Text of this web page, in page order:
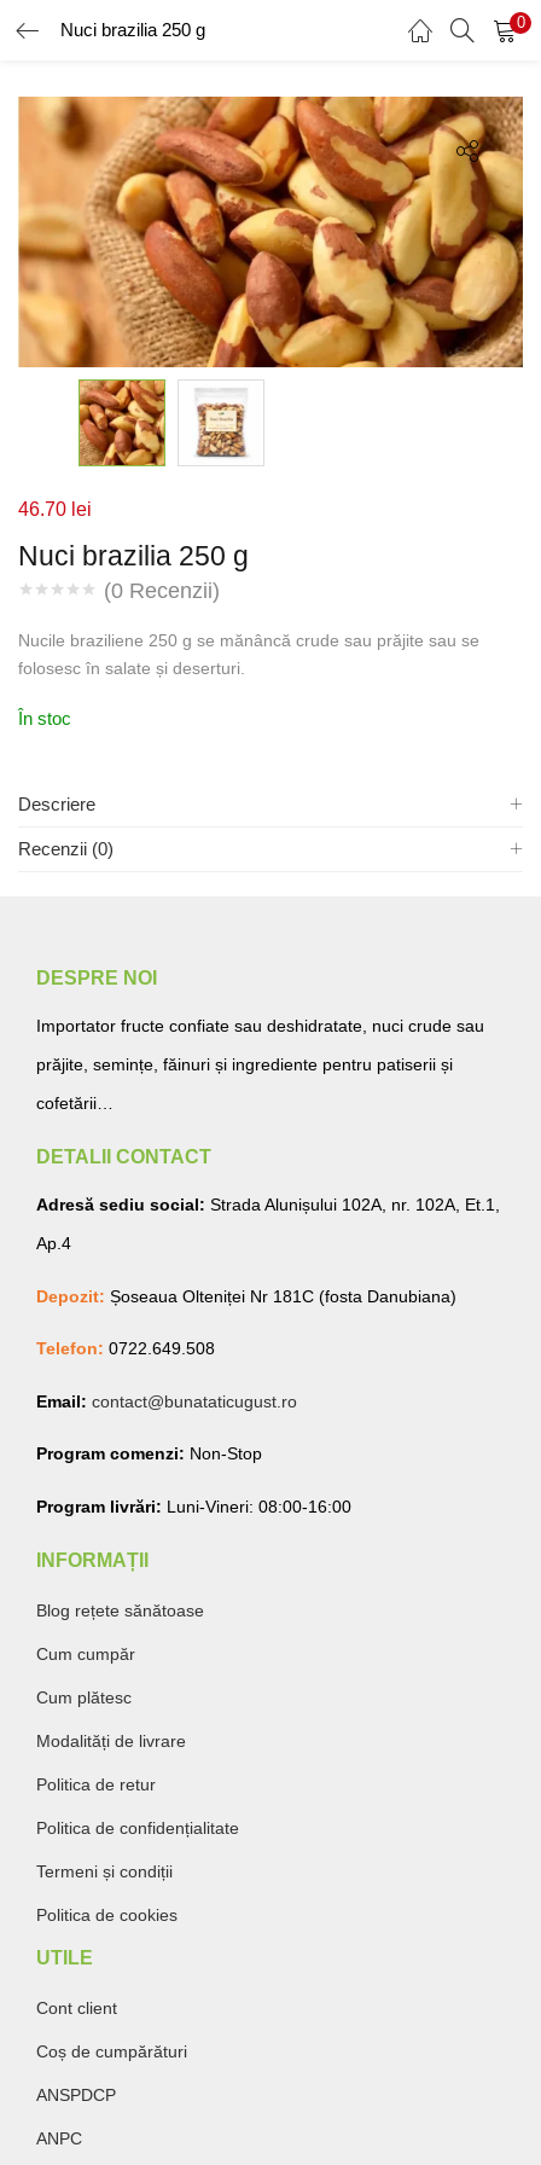
Nuci brazilia 250 g 0
AUTENTIFICARE ÎNREGISTRARE
Introduceți numele de utilizator și parola pentru a vă autentifica.
Amintește-ți de mine
Ai uitat parola?
Nuci brazilia 250 g
(0 Recenzii)
46.70 lei
Nucile braziliene 250 g se mănâncă crude sau prăjite sau se
folosesc în salate și deserturi.
În stoc
Descriere
Recenzii (0)
DESPRE NOI
Importator fructe confiate sau deshidratate, nuci crude sau
prăjite, semințe, făinuri și ingrediente pentru patiserii și
cofetării…
DETALII CONTACT
Adresă sediu social: Strada Alunișului 102A, nr. 102A, Et.1,
Ap.4
Depozit: Șoseaua Olteniței Nr 181C (fosta Danubiana)
Telefon: 0722.649.508
Email: contact@bunataticugust.ro
Program comenzi: Non-Stop
Program livrări: Luni-Vineri: 08:00-16:00
INFORMAȚII
Blog rețete sănătoase
Cum cumpăr
Cum plătesc
Modalități de livrare
Politica de retur
Politica de confidențialitate
Termeni și condiții
Politica de cookies
UTILE
Cont client
Coș de cumpărături
ANSPDCP
ANPC